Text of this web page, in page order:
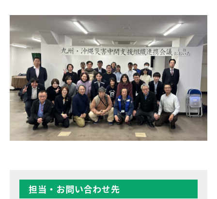
担当・お問い合わせ先